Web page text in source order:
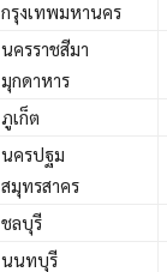
กรุงเทพมหานคร
นครราชสีมา
มุกดาหาร
ภูเก็ต
นครปฐม
สมุทรสาคร
ชลบุรี
นนทบุรี